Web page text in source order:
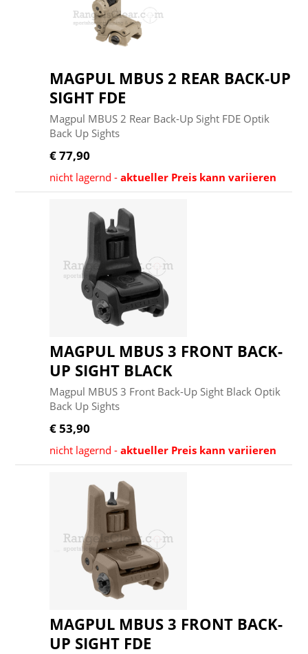
MAGPUL MBUS 2 REAR BACK-UP
SIGHT FDE
Magpul MBUS 2 Rear Back-Up Sight FDE Optik
Back Up Sights
€ 77,90
nicht lagernd -aktueller Preis kann variieren
MAGPUL MBUS 3 FRONT BACK-
UP SIGHT BLACK
Magpul MBUS 3 Front Back-Up Sight Black Optik
Back Up Sights
€ 53,90
nicht lagernd -aktueller Preis kann variieren
MAGPUL MBUS 3 FRONT BACK-
UP SIGHT FDE